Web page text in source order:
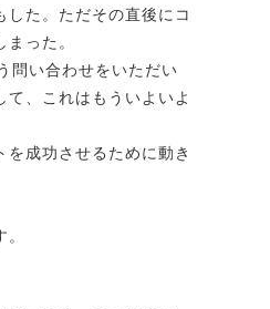
た。ただその直後にコ
った。
問い合わせをいただい
、これはもういよいよ
成功させるために動き